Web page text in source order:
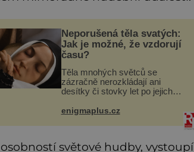
Neporušená těla svatých:
Jak je možné, že vzdorují
času?
Těla mnohých světců se
zázračně nerozkládají ani
desítky či stovky let po jejich
nebylo provedeno balzamování
Neporušené ostatky bývají
enigmaplus.cz
světové hudby, vystoupí